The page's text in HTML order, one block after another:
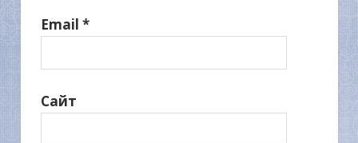
Email *
Сайт